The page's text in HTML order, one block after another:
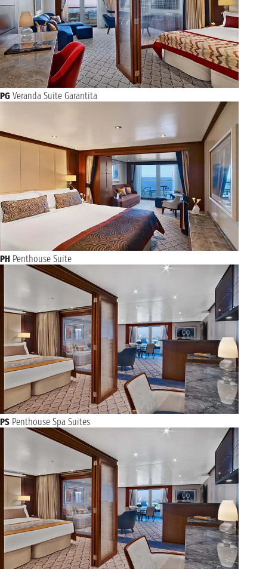
PG Veranda Suite Garantita
PH Penthouse Suite
PS Penthouse Spa Suites